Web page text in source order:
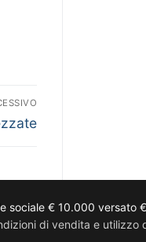
sociale € 10.000 versato
di vendita e utilizzo